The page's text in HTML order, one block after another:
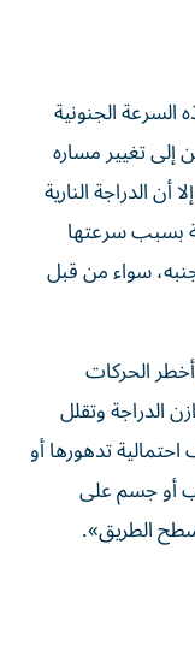
الجنونية
إلى تغيير مساره
الدراجة النارية
بسبب سرعتها
سواء من قبل
الحركات
الدراجة وتقلل
تدهورها أو
أو جسم على
سطح الطريق».